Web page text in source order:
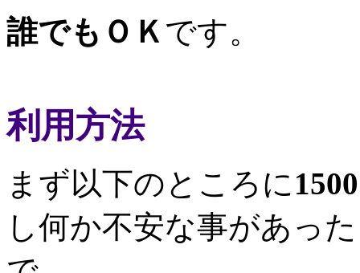
誰でもＯＫ です。
利用方法
まず以下のところに
し何か不安な事があっ